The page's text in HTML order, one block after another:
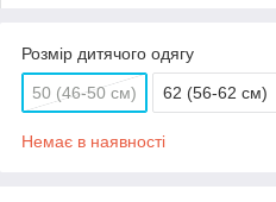
Розмір дитячого одягу
50 (46-50 см) 62 (56-62 см)
Немає в наявності